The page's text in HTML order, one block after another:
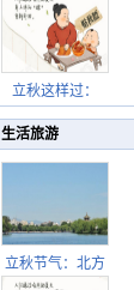
立秋这样过：
生活旅游
立秋节气：北方
逐渐转凉 南方暑